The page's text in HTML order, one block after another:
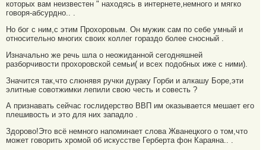
которых вам неизвестен " находясь в интернете,немного и мягко
говоря-абсурдно.. .
Но бог с ним,с этим Прохоровым. Он мужик сам по себе умный и
относительно многих своих коллег гораздо более сносный .
Изначально же речь шла о неожиданной сегодняшней
разборчивости прохоровской семьи( и всех подобных иже с ними).
Значится так,что слюнявя ручки дураку Горби и алкашу Боре,эти
элитные совотжимки лепили свою честь и совесть ?
А признавать сейчас гослидерство ВВП им оказывается мешает его
плешивость и это для них западло .
Здорово!Это всё немного напоминает слова Жванецкого о том,что
может говорить хромой об искусстве Герберта фон Караяна.. .